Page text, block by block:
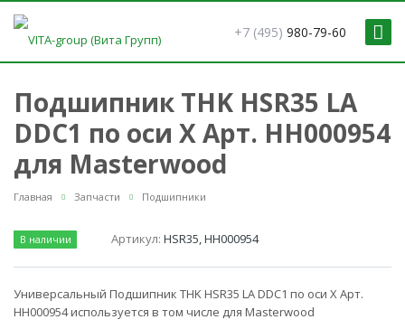
+7 (495) 980-79-60
Подшипник THK HSR35 LA
DDC1 по оси X Арт. HH000954
для Masterwood
Главная Запчасти Подшипники
В наличии Артикул:HSR35, HH000954
Универсальный Подшипник THK HSR35 LA DDC1 по оси X Арт.
HH000954 используется в том числе для Masterwood